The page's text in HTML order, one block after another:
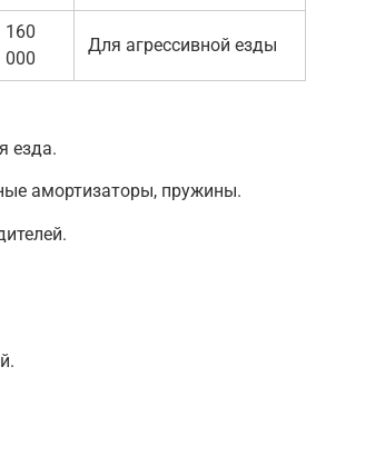
160
000
Для агрессивной езды
езда.
амортизаторы, пружины.